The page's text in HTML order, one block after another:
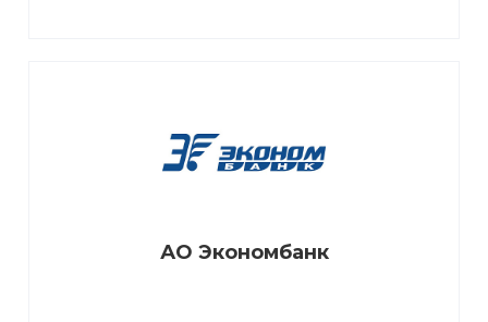
АО Экономбанк